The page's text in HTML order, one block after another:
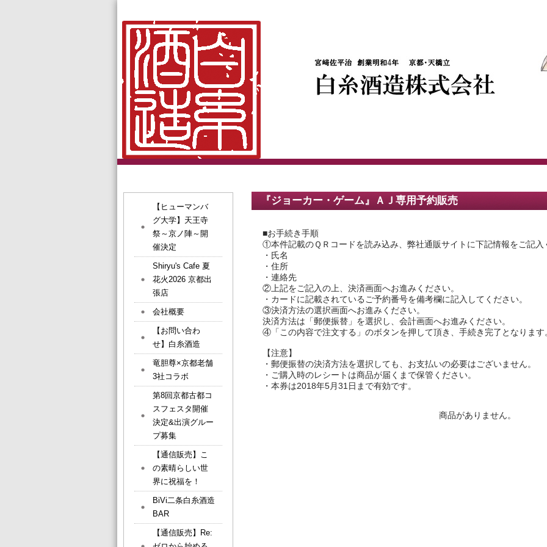
『ジョーカー・ゲーム』ＡＪ専用予約販売
■お手続き手順
①本件記載のＱＲコードを読み込み、弊社通販サイトに下記情報をご記入
・氏名
・住所
・連絡先
②上記をご記入の上、決済画面へお進みください。
・カードに記載されているご予約番号を備考欄に記入してください。
③決済方法の選択画面へお進みください。
決済方法は「郵便振替」を選択し、会計画面へお進みください。
④「この内容で注文する」のボタンを押して頂き、手続き完了となります
【注意】
・郵便振替の決済方法を選択しても、お支払いの必要はございません。
・ご購入時のレシートは商品が届くまで保管ください。
・本券は2018年5月31日まで有効です。
商品がありません。
【ヒューマンバ
グ大学】天王寺
祭～京ノ陣～開
催決定
Shiryu's Cafe 夏
花火2026 京都出
張店
会社概要
【お問い合わ
せ】白糸酒造
竜胆尊×京都老舗
3社コラボ
第8回京都古都コ
スフェスタ開催
決定&出演グルー
プ募集
【通信販売】こ
の素晴らしい世
界に祝福を！
BiVi二条白糸酒造
BAR
【通信販売】Re: